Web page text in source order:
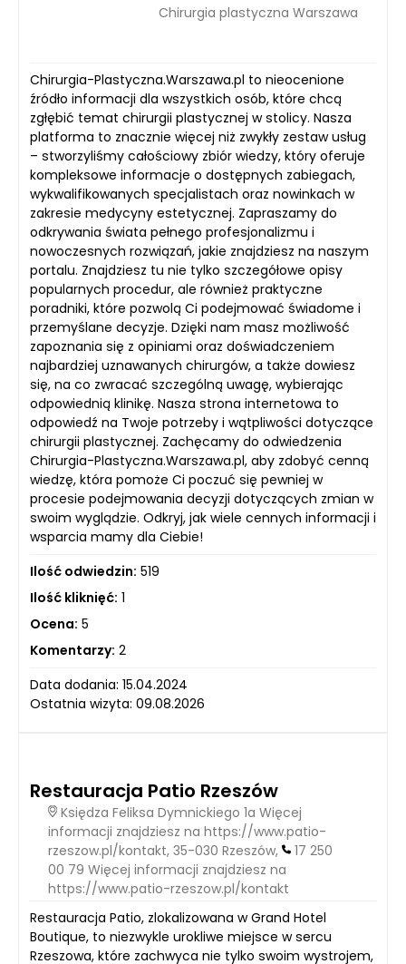
Chirurgia plastyczna Warszawa
Chirurgia-Plastyczna.Warszawa.pl to nieocenione
źródło informacji dla wszystkich osób, które chcą
zgłębić temat chirurgii plastycznej w stolicy. Nasza
platforma to znacznie więcej niż zwykły zestaw usług
– stworzyliśmy całościowy zbiór wiedzy, który oferuje
kompleksowe informacje o dostępnych zabiegach,
wykwalifikowanych specjalistach oraz nowinkach w
zakresie medycyny estetycznej. Zapraszamy do
odkrywania świata pełnego profesjonalizmu i
nowoczesnych rozwiązań, jakie znajdziesz na naszym
portalu. Znajdziesz tu nie tylko szczegółowe opisy
popularnych procedur, ale również praktyczne
poradniki, które pozwolą Ci podejmować świadome i
przemyślane decyzje. Dzięki nam masz możliwość
zapoznania się z opiniami oraz doświadczeniem
najbardziej uznawanych chirurgów, a także dowiesz
się, na co zwracać szczególną uwagę, wybierając
odpowiednią klinikę. Nasza strona internetowa to
odpowiedź na Twoje potrzeby i wątpliwości dotyczące
chirurgii plastycznej. Zachęcamy do odwiedzenia
Chirurgia-Plastyczna.Warszawa.pl, aby zdobyć cenną
wiedzę, która pomoże Ci poczuć się pewniej w
procesie podejmowania decyzji dotyczących zmian w
swoim wyglądzie. Odkryj, jak wiele cennych informacji i
wsparcia mamy dla Ciebie!
Ilość odwiedzin: 519
Ilość kliknięć: 1
Ocena: 5
Komentarzy: 2
Data dodania: 15.04.2024
Ostatnia wizyta: 09.08.2026
Restauracja Patio Rzeszów
Księdza Feliksa Dymnickiego 1a Więcej
informacji znajdziesz na https://www.patio-
rzeszow.pl/kontakt, 35-030 Rzeszów,
17 250
00 79 Więcej informacji znajdziesz na
https://www.patio-rzeszow.pl/kontakt
Restauracja Patio, zlokalizowana w Grand Hotel
Boutique, to niezwykle urokliwe miejsce w sercu
Rzeszowa, które zachwyca nie tylko swoim wystrojem,